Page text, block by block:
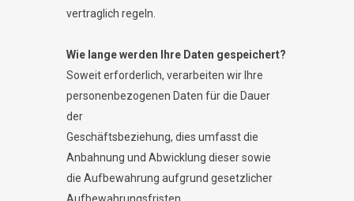
vertraglich regeln.
Wie lange werden Ihre Daten gespeichert?
Soweit erforderlich, verarbeiten wir Ihre
personenbezogenen Daten für die Dauer
der
Geschäftsbeziehung, dies umfasst die
Anbahnung und Abwicklung dieser sowie
die Aufbewahrung aufgrund gesetzlicher